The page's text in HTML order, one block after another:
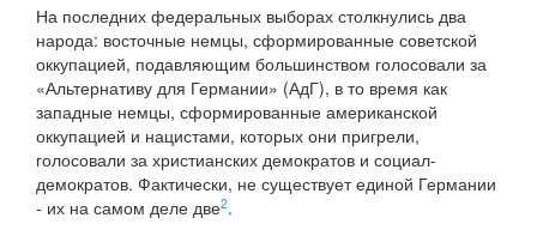
На последних федеральных выборах столкнулись два
народа: восточные немцы, сформированные советской
оккупацией, подавляющим большинством голосовали за
«Альтернативу для Германии» (АдГ), в то время как
западные немцы, сформированные американской
оккупацией и нацистами, которых они пригрели,
голосовали за христианских демократов и социал-
демократов. Фактически, не существует единой Германии
- их на самом деле две2.